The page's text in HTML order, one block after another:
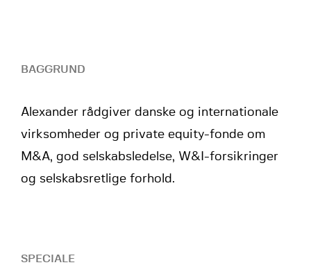
BAGGRUND
Alexander rådgiver danske og internationale
virksomheder og private equity-fonde om
M&A, god selskabsledelse, W&I-forsikringer
og selskabsretlige forhold.
SPECIALE